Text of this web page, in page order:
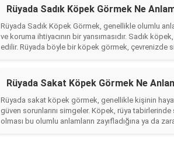
Rüyada Sadık Köpek Görmek Ne
Rüyada Sadık Köpek Görmek, genellikle olumlu
ve koruma ihtiyacının bir yansımasıdır. Sadık
edilir. Rüyada böyle bir köpek görmek, çevrenizde
Rüyada Sakat Köpek Görmek Ne
Rüyada sakat köpek görmek, genellikle kişinin
güven sorunlarını simgeler. Köpek, rüya
olması bu olumlu anlamların zayıfladığına ya da